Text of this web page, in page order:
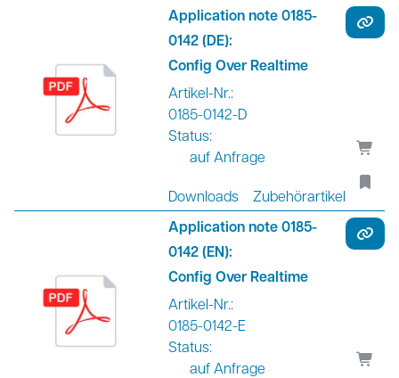
Application note 0185-
0142 (DE):
Config Over Realtime
Artikel-Nr.:
0185-0142-D
Status:
auf Anfrage
Downloads Zubehörartikel
Application note 0185-
0142 (EN):
Config Over Realtime
Artikel-Nr.:
0185-0142-E
Status:
auf Anfrage